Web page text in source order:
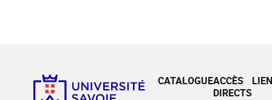
CATALOGUEACCÈS
DIRECTS